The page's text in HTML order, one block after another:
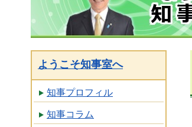
ようこそ知事室へ
知事プロフィル
知事コラム